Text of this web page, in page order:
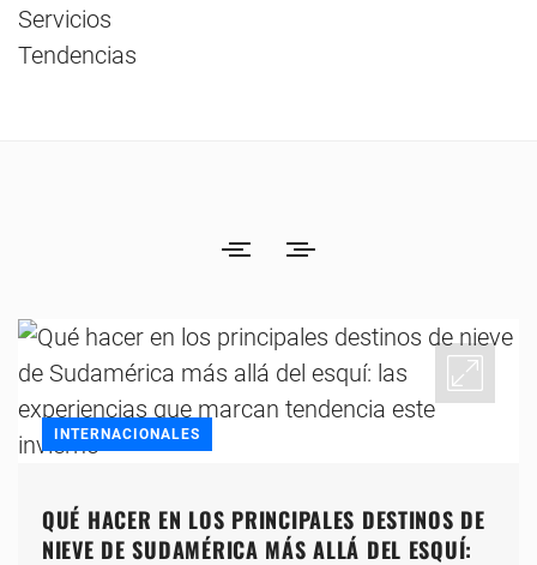
Servicios
Tendencias
INTERNACIONALES
QUÉ HACER EN LOS PRINCIPALES DESTINOS DE
NIEVE DE SUDAMÉRICA MÁS ALLÁ DEL ESQUÍ: